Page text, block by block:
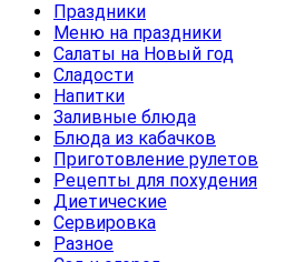
Праздники
Меню на праздники
Салаты на Новый год
Сладости
Напитки
Заливные блюда
Блюда из кабачков
Приготовление рулетов
Рецепты для похудения
Диетические
Сервировка
Разное